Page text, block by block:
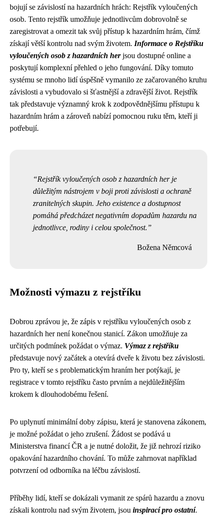
bojují se závislostí na hazardních hrách: Rejstřík vyloučených
osob. Tento rejstřík umožňuje jednotlivcům dobrovolně se
zaregistrovat a omezit tak svůj přístup k hazardním hrám, čímž
získají větší kontrolu nad svým životem. Informace o Rejstříku
vyloučených osob z hazardních herjsou dostupné online a
poskytují komplexní přehled o jeho fungování. Díky tomuto
systému se mnoho lidí úspěšně vymanilo ze začarovaného kruhu
závislosti a vybudovalo si šťastnější a zdravější život. Rejstřík
tak představuje významný krok k zodpovědnějšímu přístupu k
hazardním hrám a zároveň nabízí pomocnou ruku těm, kteří ji
potřebují.
Rejstřík vyloučených osob z hazardních her je
důležitým nástrojem v boji proti závislosti a ochraně
zranitelných skupin. Jeho existence a dostupnost
pomáhá předcházet negativním dopadům hazardu na
jednotlivce, rodiny i celou společnost.
Božena Němcová
Možnosti výmazu z rejstříku
Dobrou zprávou je, že zápis v rejstříku vyloučených osob z
hazardních her není konečnou stanicí. Zákon umožňuje za
určitých podmínek požádat o výmaz. Výmaz z rejstříku
představuje nový začátek a otevírá dveře k životu bez závislosti.
Pro ty, kteří se s problematickým hraním her potýkají, je
registrace v tomto rejstříku často prvním a nejdůležitějším
krokem k dlouhodobému řešení.
Po uplynutí minimální doby zápisu, která je stanovena zákonem,
je možné požádat o jeho zrušení. Žádost se podává u
Ministerstva financí ČR a je nutné doložit, že již nehrozí riziko
opakování hazardního chování. To může zahrnovat například
potvrzení od odborníka na léčbu závislostí.
Příběhy lidí, kteří se dokázali vymanit ze spárů hazardu a znovu
získali kontrolu nad svým životem, jsou inspirací pro ostatní.